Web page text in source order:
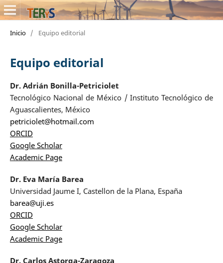
Inicio / Equipo editorial
Equipo editorial
Dr. Adrián Bonilla-Petriciolet
Tecnológico Nacional de México / Instituto Tecnológico de
Aguascalientes, México
petriciolet@hotmail.com
ORCID
Google Scholar
Academic Page
Dr. Eva María Barea
Universidad Jaume I, Castellon de la Plana, España
barea@uji.es
ORCID
Google Scholar
Academic Page
Dr. Carlos Astorga-Zaragoza